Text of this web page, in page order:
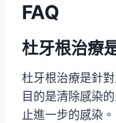
FAQ
杜牙根治療
杜牙根治療是針
目的是清除感染
止進一步的感染。